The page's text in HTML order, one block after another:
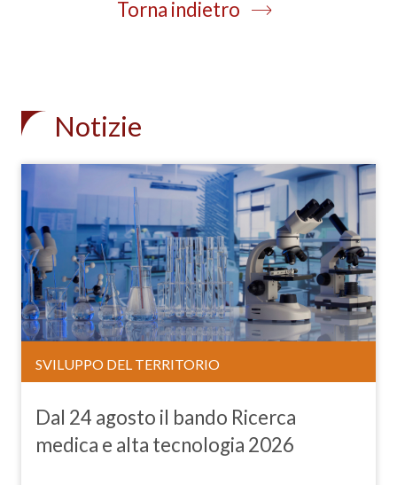
Torna indietro
Notizie
SVILUPPO DEL TERRITORIO
Dal 24 agosto il bando Ricerca
medica e alta tecnologia 2026